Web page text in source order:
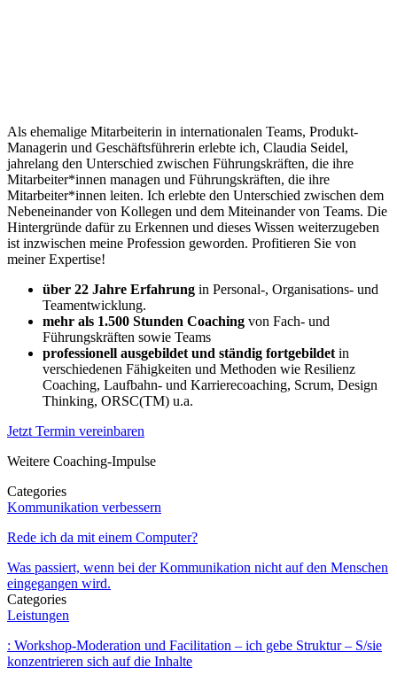
Als ehemalige Mitarbeiterin in internationalen Teams, Produkt-
Managerin und Geschäftsführerin erlebte ich, Claudia Seidel,
jahrelang den Unterschied zwischen Führungskräften, die ihre
Mitarbeiter*innen managen und Führungskräften, die ihre
Mitarbeiter*innen leiten. Ich erlebte den Unterschied zwischen dem
Nebeneinander von Kollegen und dem Miteinander von Teams. Die
Hintergründe dafür zu Erkennen und dieses Wissen weiterzugeben
ist inzwischen meine Profession geworden. Profitieren Sie von
meiner Expertise!
über 22 Jahre Erfahrung in Personal-, Organisations- und
Teamentwicklung.
mehr als 1.500 Stunden Coaching von Fach- und
Führungskräften sowie Teams
professionell ausgebildet und ständig fortgebildet in
verschiedenen Fähigkeiten und Methoden wie Resilienz
Coaching, Laufbahn- und Karrierecoaching, Scrum, Design
Thinking, ORSC(TM) u.a.
Jetzt Termin vereinbaren
Weitere Coaching-Impulse
Categories
Kommunikation verbessern
Rede ich da mit einem Computer?
Was passiert, wenn bei der Kommunikation nicht auf den Menschen
eingegangen wird.
Categories
Leistungen
: Workshop-Moderation und Facilitation – ich gebe Struktur – S/sie
konzentrieren sich auf die Inhalte